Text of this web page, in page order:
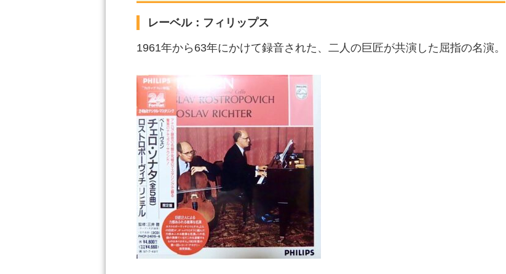
レーベル：フィリップス
1961年から63年にかけて録音された、二人の巨匠が共演した屈指の名演。